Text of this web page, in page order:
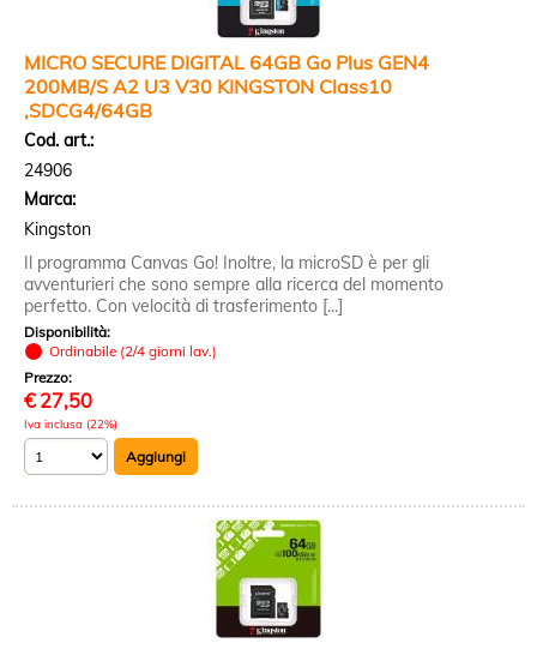
MICRO SECURE DIGITAL 64GB Go Plus GEN4
200MB/S A2 U3 V30 KINGSTON Class10
,SDCG4/64GB
Cod. art.:
24906
Marca:
Kingston
Il programma Canvas Go! Inoltre, la microSD è per gli
avventurieri che sono sempre alla ricerca del momento
perfetto. Con velocità di trasferimento [...]
Disponibilità:
Ordinabile (2/4 giorni lav.)
Prezzo:
€ 27,50
Iva inclusa (22%)